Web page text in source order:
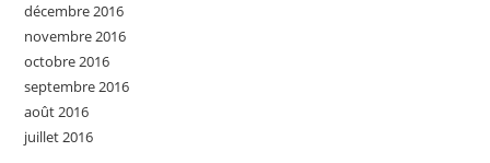
décembre 2016
novembre 2016
octobre 2016
septembre 2016
août 2016
juillet 2016